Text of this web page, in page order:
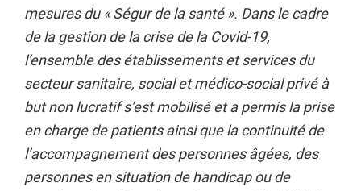
mesures du « Ségur de la santé ». Dans le cadre
de la gestion de la crise de la Covid-19,
l’ensemble des établissements et services du
secteur sanitaire, social et médico-social privé à
but non lucratif s’est mobilisé et a permis la prise
en charge de patients ainsi que la continuité de
l’accompagnement des personnes âgées, des
personnes en situation de handicap ou de